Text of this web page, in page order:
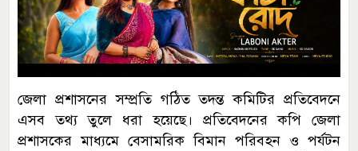
জেলা প্রশাসনের সম্প্রতি গঠিত তদন্ত কমিটির প্রতিবেদনে
এসব তথ্য তুলে ধরা হয়েছে। প্রতিবেদনের কপি জেলা
প্রশাসকের মাধ্যমে বেসামরিক বিমান পরিবহন ও পর্যটন